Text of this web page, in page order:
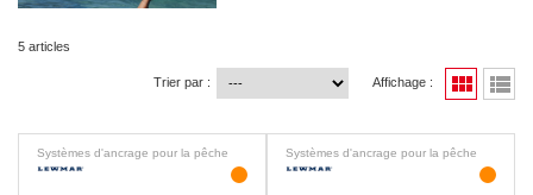
5 articles
Trier par : Affichage : view_module view_list
Systèmes d'ancrage pour la pêche Systèmes d'ancrage pour la pêche